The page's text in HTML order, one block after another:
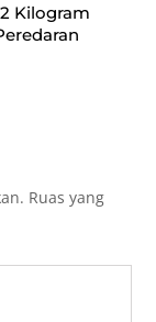
Kilogram
Ruas yang